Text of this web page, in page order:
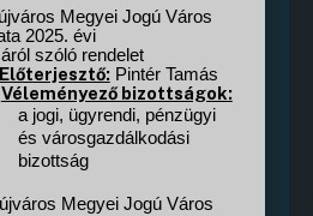
Megyei Jogú Város
2025. évi
szóló rendelet
Előterjesztő: Pintér Tamás
Véleményező bizottságok:
a jogi, ügyrendi, pénzügyi
és városgazdálkodási
bizottság
Megyei Jogú Város